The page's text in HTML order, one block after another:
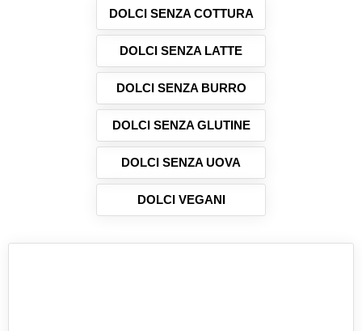
garantendo...
DOLCI SENZA COTTURA
DOLCI SENZA LATTE
DOLCI SENZA BURRO
DOLCI SENZA GLUTINE
DOLCI SENZA UOVA
DOLCI VEGANI